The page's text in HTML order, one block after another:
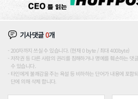
기사댓글0개
200자까지 쓰실 수 있습니다. (현재 0 byte / 최대 400byte)
저작권 등 다른 사람의 권리를 침해하거나 명예를 훼손하는 댓
수 있습니다.
타인에게 불쾌감을 주는 욕설 등 비하하는 단어가 내용에 포함
단에 의해 삭제 합니다.